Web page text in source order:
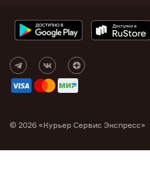
© 2026 «Курьер Сервис Экспресс»